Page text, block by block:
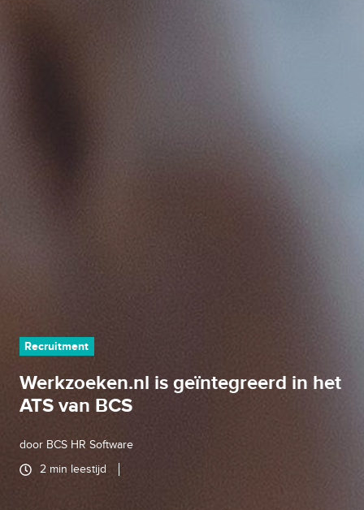
Recruitment
Werkzoeken.nl is geïntegreerd in het
ATS van BCS
door BCS HR Software
2 min leestijd